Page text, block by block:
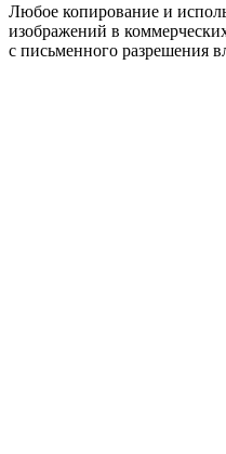
Любое копирование и
изображений в
с письменного разрешения